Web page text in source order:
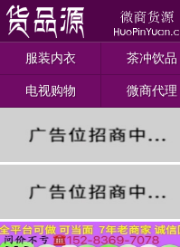
服装内衣 茶冲饮品
电视购物 微商代理